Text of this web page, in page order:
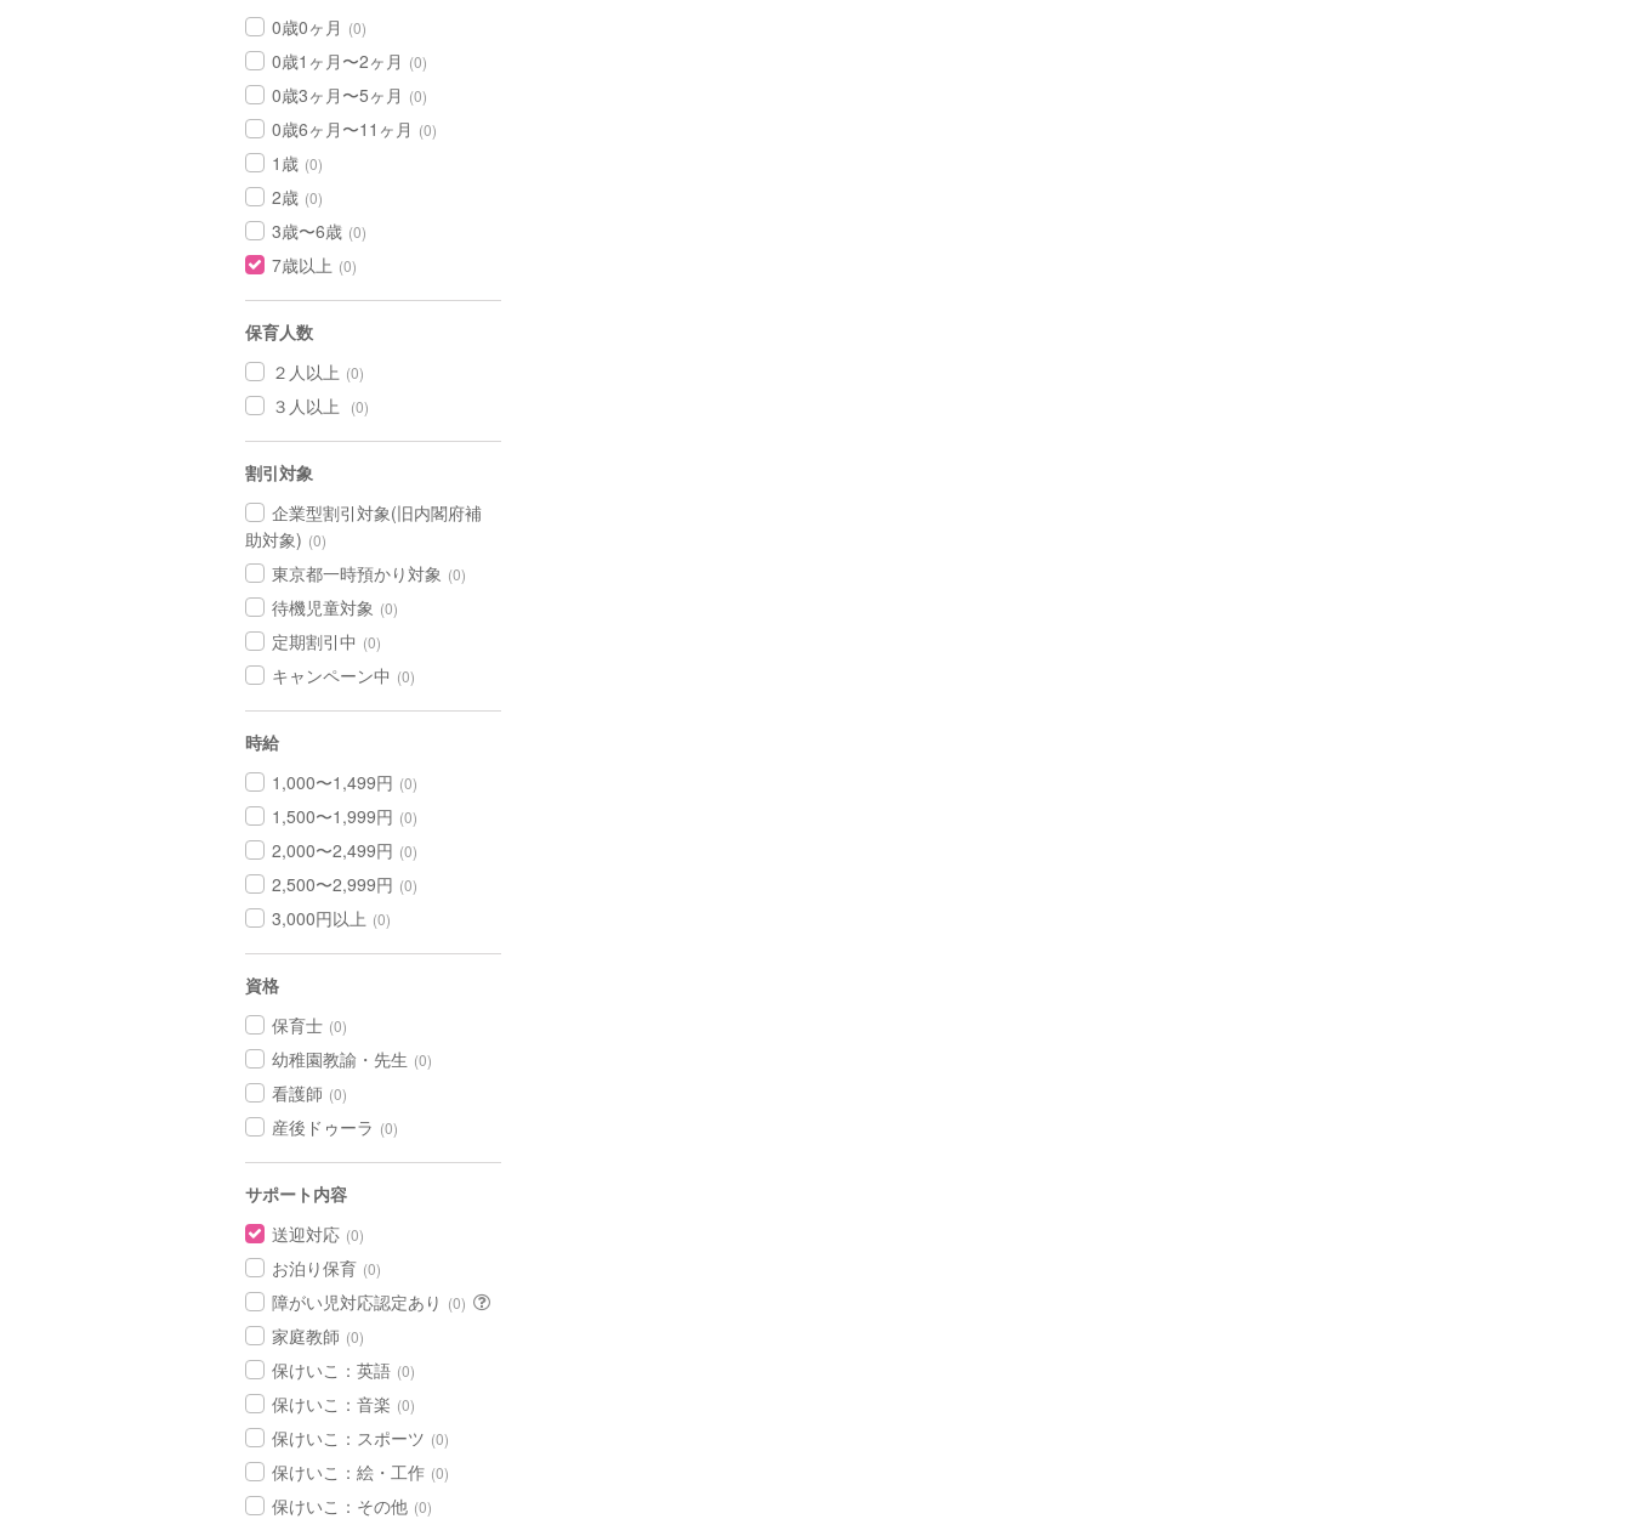
0歳0ヶ月 (0)
0歳1ヶ月〜2ヶ月 (0)
0歳3ヶ月〜5ヶ月 (0)
0歳6ヶ月〜11ヶ月 (0)
1歳 (0)
2歳 (0)
3歳〜6歳 (0)
7歳以上 (0)
保育人数
２人以上 (0)
３人以上 (0)
割引対象
企業型割引対象(旧内閣府補
助対象) (0)
東京都一時預かり対象 (0)
待機児童対象 (0)
定期割引中 (0)
キャンペーン中 (0)
時給
1,000〜1,499円 (0)
1,500〜1,999円 (0)
2,000〜2,499円 (0)
2,500〜2,999円 (0)
3,000円以上 (0)
資格
保育士 (0)
幼稚園教諭・先生 (0)
看護師 (0)
産後ドゥーラ (0)
サポート内容
送迎対応 (0)
お泊り保育 (0)
障がい児対応認定あり (0)
家庭教師 (0)
保けいこ：英語 (0)
保けいこ：音楽 (0)
保けいこ：スポーツ (0)
保けいこ：絵・工作 (0)
保けいこ：その他 (0)